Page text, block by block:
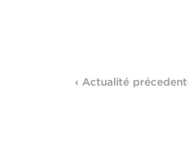
‹ Actualité